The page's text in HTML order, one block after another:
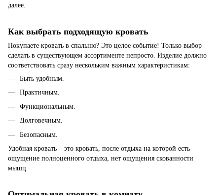
далее.
Как выбрать подходящую кровать
Покупаете кровать в спальню? Это целое событие! Только выбор
сделать в существующем ассортименте непросто. Изделие должно
соответствовать сразу нескольким важным характеристикам:
Быть удобным.
Практичным.
Функциональным.
Долговечным.
Безопасным.
Удобная кровать – это кровать, после отдыха на которой есть
ощущение полноценного отдыха, нет ощущения скованности
мышц